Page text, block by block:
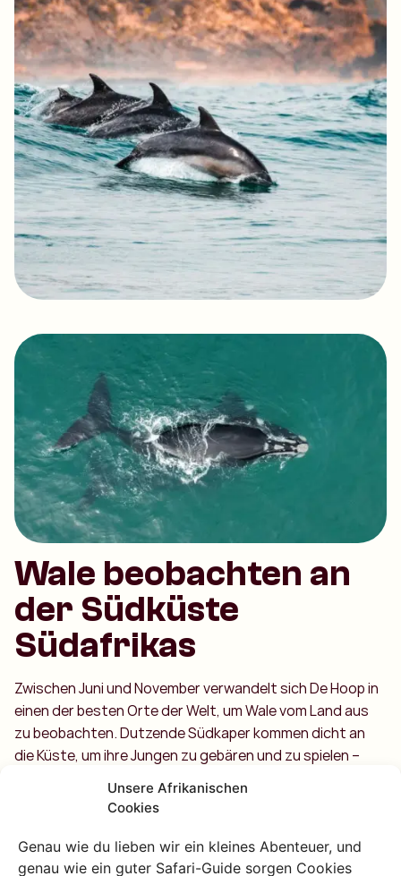
Unsere Afrikanischen
Cookies
Genau wie du lieben wir ein kleines Abenteuer, und
genau wie ein guter Safari-Guide sorgen Cookies
Wale beobachten an
der Südküste
Südafrikas
Zwischen Juni und November verwandelt sich De Hoop in
einen der besten Orte der Welt, um Wale vom Land aus
zu beobachten. Dutzende Südkaper kommen dicht an
die Küste, um ihre Jungen zu gebären und zu spielen –
ganz ohne Boote oder Menschenmengen. Such dir eine
Düne, schnapp dir ein Fernglas oder eine Tasse Kaffee
schönsten Küsten Kulissen des Landes.